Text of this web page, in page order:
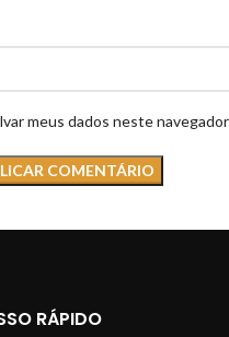
meus dados neste
RÁPIDO